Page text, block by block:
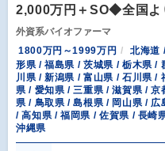
2,000万円＋SO◆全国よ
外資系バイオファーマ
1800万円～1999万円
北海道
形県 / 福島県 / 茨城県 / 栃木県 /
川県 / 新潟県 / 富山県 / 石川県 /
県 / 愛知県 / 三重県 / 滋賀県 /
県 / 鳥取県 / 島根県 / 岡山県 /
/ 高知県 / 福岡県 / 佐賀県 / 長崎
沖縄県